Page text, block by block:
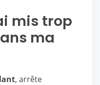
mis trop
ma
, arrête